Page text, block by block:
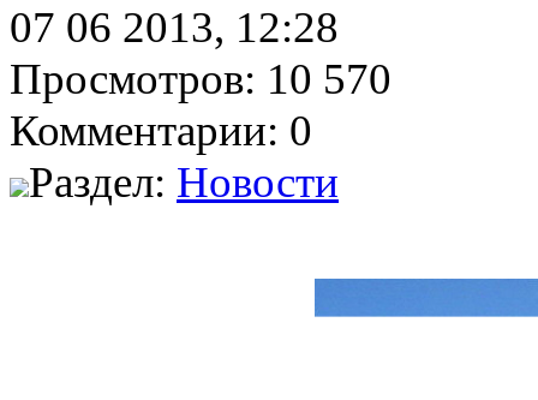
07 06 2013, 12:28
Просмотров: 10 570
Комментарии: 0
Раздел: Новости